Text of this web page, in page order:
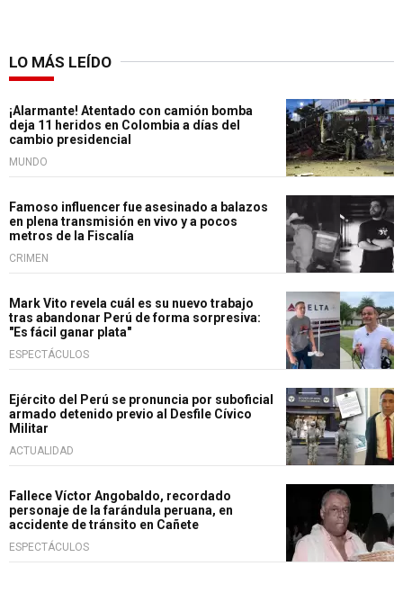
LO MÁS LEÍDO
¡Alarmante! Atentado con camión bomba
deja 11 heridos en Colombia a días del
cambio presidencial
MUNDO
Famoso influencer fue asesinado a balazos
en plena transmisión en vivo y a pocos
metros de la Fiscalía
CRIMEN
Mark Vito revela cuál es su nuevo trabajo
tras abandonar Perú de forma sorpresiva:
"Es fácil ganar plata"
ESPECTÁCULOS
Ejército del Perú se pronuncia por suboficial
armado detenido previo al Desfile Cívico
Militar
ACTUALIDAD
Fallece Víctor Angobaldo, recordado
personaje de la farándula peruana, en
accidente de tránsito en Cañete
ESPECTÁCULOS